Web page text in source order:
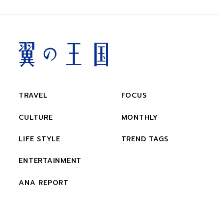
TRAVEL
CULTURE
LIFE STYLE
ENTERTAINMENT
ANA REPORT
FOCUS
MONTHLY
TREND TAGS